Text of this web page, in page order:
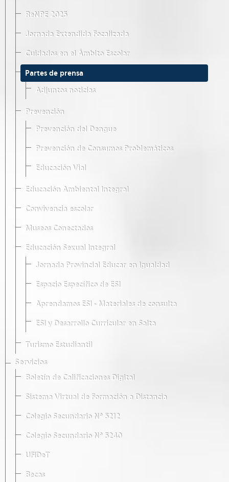
ReNPE 2025
Jornada Extendida Focalizada
Cuidados en el Ámbito Escolar
Partes de prensa
Adjuntos noticias
Prevención
Prevención del Dengue
Prevención de Consumos Problemáticos
Educación Vial
Educación Ambiental Integral
Convivencia escolar
Museos Conectados
Educación Sexual Integral
Jornada Provincial Educar en Igualdad
Espacio Específico de ESI
Aprendamos ESI - Materiales de consulta
ESI y Desarrollo Curricular en Salta
Turismo Estudiantil
Servicios
Boletín de Calificaciones Digital
Sistema Virtual de Formación a Distancia
Colegio Secundario Nº 5212
Colegio Secundario Nº 5240
UFIDeT
Becas